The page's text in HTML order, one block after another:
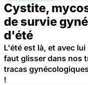
Cystite,
de survie
d'été
L'été est là, et avec
faut glisser dans nos
tracas
!